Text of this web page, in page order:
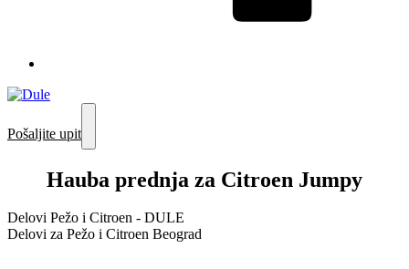
Pošaljite upit
Hauba prednja za Citroen Jumpy
Delovi Pežo i Citroen - DULE
Delovi za Pežo i Citroen Beograd